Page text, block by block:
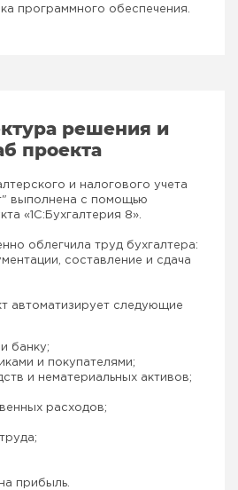
программного обеспечения.
решения и
проекта
и налогового учета
выполнена с помощью
«1С:Бухгалтерия 8».
облегчила труд бухгалтера:
составление и сдача
автоматизирует следующие
банку;
и покупателями;
и нематериальных активов;
расходов;
прибыль.